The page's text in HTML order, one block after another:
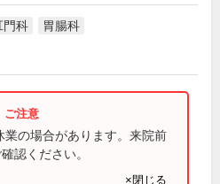
門科 胃腸科
の場合があります。来院前
認ください。
×閉じる